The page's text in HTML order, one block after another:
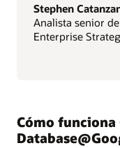
Stephen
Analista senior
Enterprise
Cómo funciona